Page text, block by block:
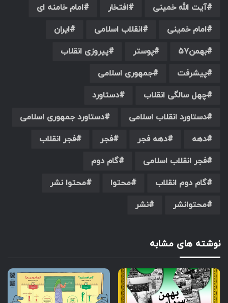
آیت الله خمینی
افتخار
امام خامنه ای
امام خمینی
انقلاب اسلامی
ایران
بهمن۵۷
پوستر
پیروزی انقلاب
پیشرفت
جمهوری اسلامی
چهل سالگی انقلاب
دستاورد
دستاورد انقلاب اسلامی
دستاورد جمهوری اسلامی
دهه
دهه فجر فجر
فجر انقلاب
فجر انقلاب اسلامی
گام دوم
گام دوم انقلاب
محتوا
محتوا نشر
محتوانشر
نشر
نوشته های مشابه